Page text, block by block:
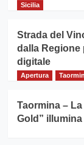
Sicilia
Strada del
dalla Regione
digitale
Apertura
Taormina –
Gold”